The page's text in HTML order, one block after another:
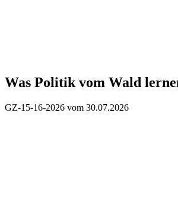
Was Politik vom Wald
GZ-15-16-2026 vom 30.07.2026